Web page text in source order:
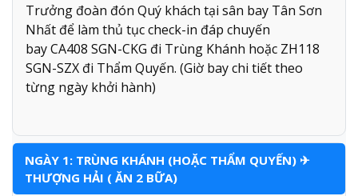
Trưởng đoàn đón Quý khách tại sân bay Tân Sơn
Nhất để làm thủ tục check-in đáp chuyến
bay CA408 SGN-CKG đi Trùng Khánh hoặc ZH118
SGN-SZX đi Thẩm Quyến. (Giờ bay chi tiết theo
từng ngày khởi hành)
NGÀY 1: TRÙNG KHÁNH (HOẶC THẨM QUYẾN) ✈
THƯỢNG HẢI ( ĂN 2 BỮA)